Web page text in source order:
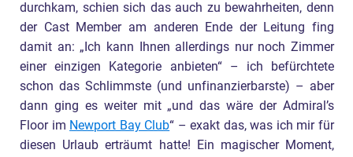
durchkam, schien sich das auch zu bewahrheiten, denn
der Cast Member am anderen Ende der Leitung fing
damit an: „Ich kann Ihnen allerdings nur noch Zimmer
einer einzigen Kategorie anbieten“ – ich befürchtete
schon das Schlimmste (und unfinanzierbarste) – aber
dann ging es weiter mit „und das wäre der Admiral’s
Floor im Newport Bay Club“ – exakt das, was ich mir für
diesen Urlaub erträumt hatte! Ein magischer Moment,